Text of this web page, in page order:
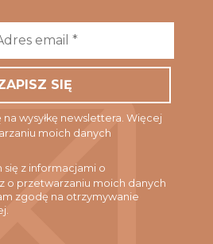
*
wysyłkę newslettera. Więcej
moich danych
się z informacjami o
o przetwarzaniu moich danych
zgodę na otrzymywanie